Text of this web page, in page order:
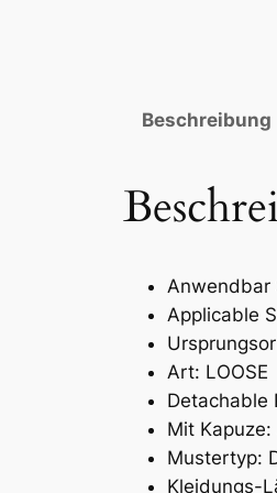
Beschreibung
Anwendbar
Applicable
Art: LOOSE
Detachable
Mit Kapuze:
Mustertyp:
Kleidungs-